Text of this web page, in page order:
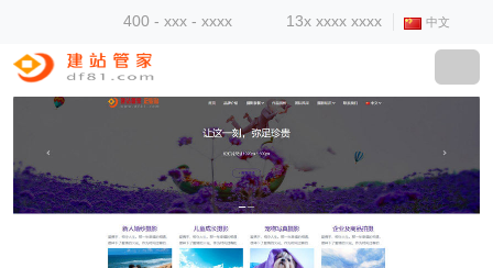
400 - xxx - xxxx 13x xxxx xxxx 中文